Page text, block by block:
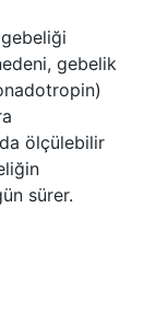
gebelik
ölçülebilir
sürer.